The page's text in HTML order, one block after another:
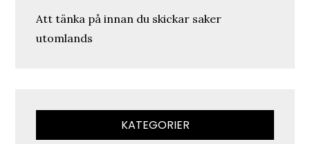
Att tänka på innan du skickar saker
utomlands
KATEGORIER